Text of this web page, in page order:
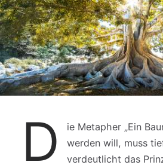
D
ie Metapher „Ein
werden will, muss
verdeutlicht das